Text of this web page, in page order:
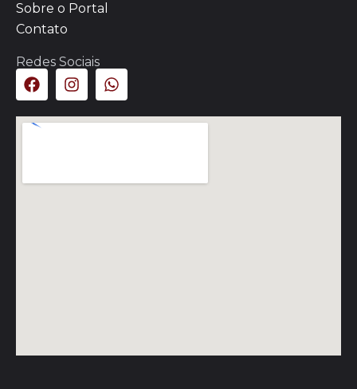
Sobre o Portal
Contato
Redes Sociais